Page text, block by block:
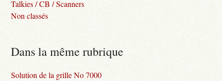
Talkies / CB / Scanners
Non classés
Dans la même rubrique
Solution de la grille No 7000